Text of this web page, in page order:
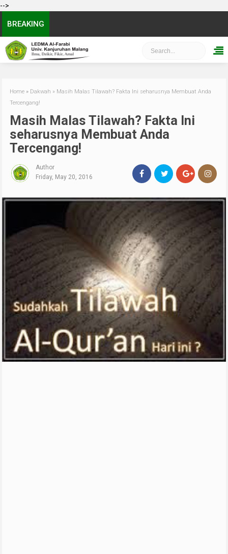
-->
BREAKING
Home » Dakwah » Masih Malas Tilawah? Fakta Ini seharusnya Membuat Anda
Tercengang!
Masih Malas Tilawah? Fakta Ini
seharusnya Membuat Anda
Tercengang!
Author
Friday, May 20, 2016